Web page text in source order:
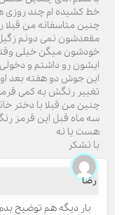
خط کشیده ام چند
چنین متاسفانه من قبلا
مقعدشون نمی دونم
خودشون میگن خیلی
ایشون رو داشتم و
این جوش دو هفته بعد
تغییر رنگش به کمی
چنین من قبلا با دختر
سه ماه قبل این قرمز
هست یا نه
با تشکر
رضا
بار دیگه هم توضیح بدم